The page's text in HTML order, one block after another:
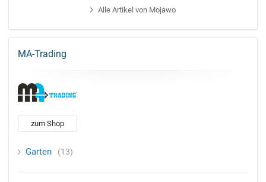
Alle Artikel von Mojawo
MA-Trading
zum Shop
Garten 13